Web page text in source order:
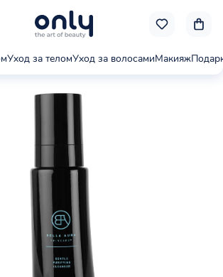
Уход за теломУход за волосамиМакияж